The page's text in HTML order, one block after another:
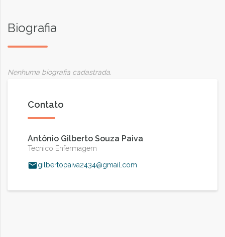
Biografia
Nenhuma biografia cadastrada.
Contato
Antônio Gilberto Souza Paiva
Tecnico Enfermagem
gilbertopaiva2434@gmail.com